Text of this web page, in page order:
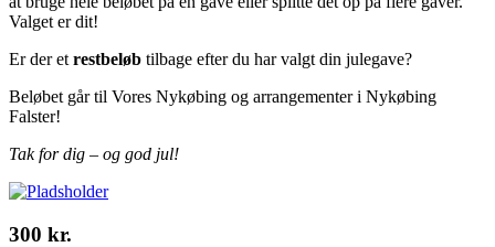
Valget er dit!
Er der et restbeløb tilbage efter du har valgt din julegave?
Beløbet går til Vores Nykøbing og arrangementer i Nykøbing
Falster!
Tak for dig – og god jul!
300 kr.